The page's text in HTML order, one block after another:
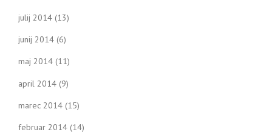
julij 2014 (13)
junij 2014 (6)
maj 2014 (11)
april 2014 (9)
marec 2014 (15)
februar 2014 (14)